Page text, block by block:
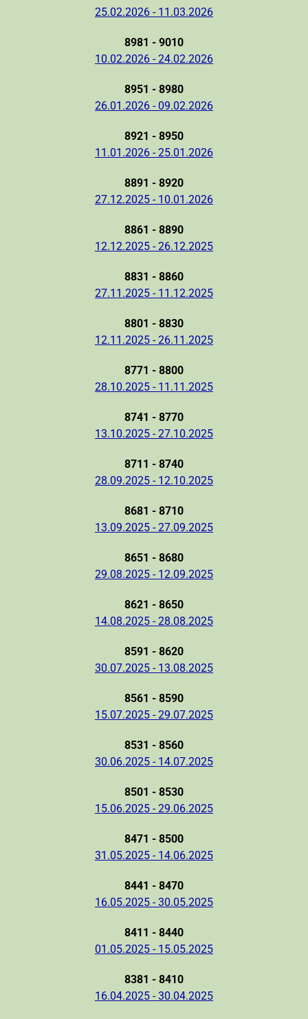
25.02.2026 - 11.03.2026
8981 - 9010
10.02.2026 - 24.02.2026
8951 - 8980
26.01.2026 - 09.02.2026
8921 - 8950
11.01.2026 - 25.01.2026
8891 - 8920
27.12.2025 - 10.01.2026
8861 - 8890
12.12.2025 - 26.12.2025
8831 - 8860
27.11.2025 - 11.12.2025
8801 - 8830
12.11.2025 - 26.11.2025
8771 - 8800
28.10.2025 - 11.11.2025
8741 - 8770
13.10.2025 - 27.10.2025
8711 - 8740
28.09.2025 - 12.10.2025
8681 - 8710
13.09.2025 - 27.09.2025
8651 - 8680
29.08.2025 - 12.09.2025
8621 - 8650
14.08.2025 - 28.08.2025
8591 - 8620
30.07.2025 - 13.08.2025
8561 - 8590
15.07.2025 - 29.07.2025
8531 - 8560
30.06.2025 - 14.07.2025
8501 - 8530
15.06.2025 - 29.06.2025
8471 - 8500
31.05.2025 - 14.06.2025
8441 - 8470
16.05.2025 - 30.05.2025
8411 - 8440
01.05.2025 - 15.05.2025
8381 - 8410
16.04.2025 - 30.04.2025